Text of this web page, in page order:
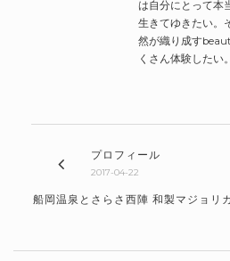
は自分にとって本
生きてゆきたい。
然が織り成す
くさん体験したい
プロフィール
2017-04-22
船岡温泉とさらさ西陣 和製マジョリ